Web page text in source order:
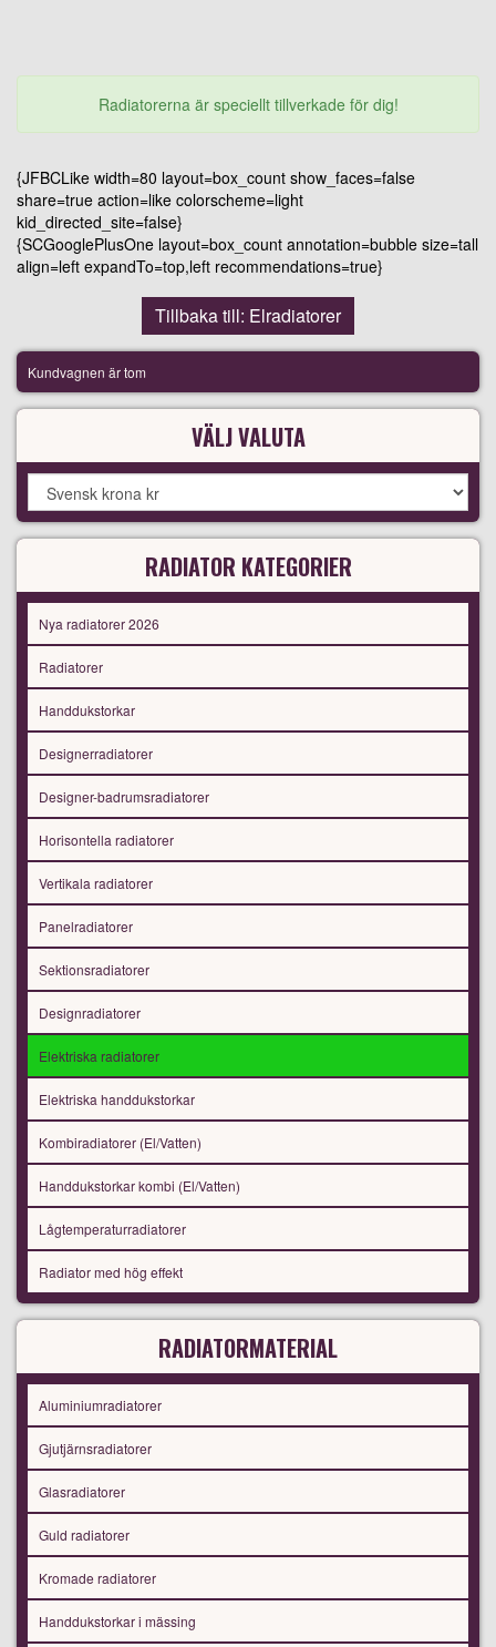
Radiatorerna är speciellt tillverkade för dig!
{JFBCLike width=80 layout=box_count show_faces=false
share=true action=like colorscheme=light
kid_directed_site=false}
{SCGooglePlusOne layout=box_count annotation=bubble size=tall
align=left expandTo=top,left recommendations=true}
Tillbaka till: Elradiatorer
Kundvagnen är tom
VÄLJ VALUTA
RADIATOR KATEGORIER
Nya radiatorer 2026
Radiatorer
Handdukstorkar
Designerradiatorer
Designer-badrumsradiatorer
Horisontella radiatorer
Vertikala radiatorer
Panelradiatorer
Sektionsradiatorer
Designradiatorer
Elektriska radiatorer
Elektriska handdukstorkar
Kombiradiatorer (El/Vatten)
Handdukstorkar kombi (El/Vatten)
Lågtemperaturradiatorer
Radiator med hög effekt
RADIATORMATERIAL
Aluminiumradiatorer
Gjutjärnsradiatorer
Glasradiatorer
Guld radiatorer
Kromade radiatorer
Handdukstorkar i mässing